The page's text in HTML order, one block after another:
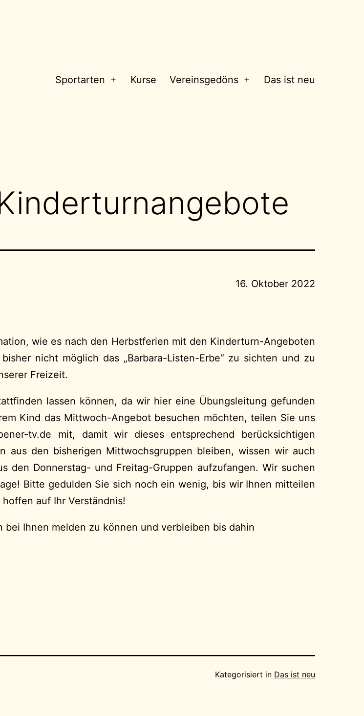
Sportarten
MenüKurse Vereinsgedöns
MenüDas ist neu
16. Oktober 2022
wie es nach den Herbstferien mit den Kinderturn-Angeboten
nicht möglich das „Barbara-Listen-Erbe“ zu sichten und zu
Freizeit.
lassen können, da wir hier eine Übungsleitung gefunden
Kind das Mittwoch-Angebot besuchen möchten, teilen Sie uns
tv.de mit, damit wir dieses entsprechend berücksichtigen
aus den bisherigen Mittwochsgruppen bleiben, wissen wir auch
den Donnerstag- und Freitag-Gruppen aufzufangen. Wir suchen
Bitte gedulden Sie sich noch ein wenig, bis wir Ihnen mitteilen
auf Ihr Verständnis!
Ihnen melden zu können und verbleiben bis dahin
Kategorisiert in Das ist neu